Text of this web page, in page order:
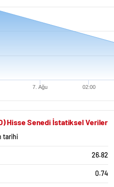
7. Ağu 02:00
Hisse Senedi İstatiksel Veriler
tarihi
26.82
0.74